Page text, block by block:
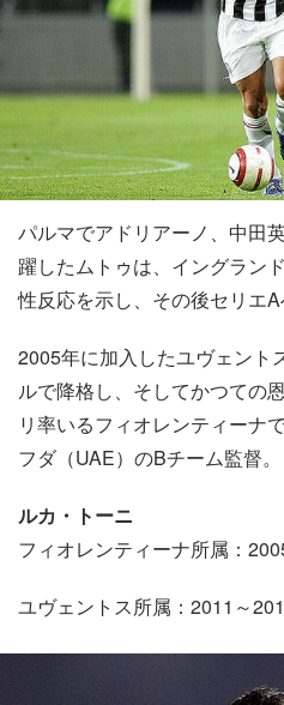
パルマでアドリアーノ、中田
躍したムトゥは、イングラン
性反応を示し、その後セリエA
2005年に加入したユヴェント
ルで降格し、そしてかつての
リ率いるフィオレンティーナ
フダ（UAE）のBチーム監督。
ルカ・トーニ
フィオレンティーナ所属：
ユヴェントス所属：2011～